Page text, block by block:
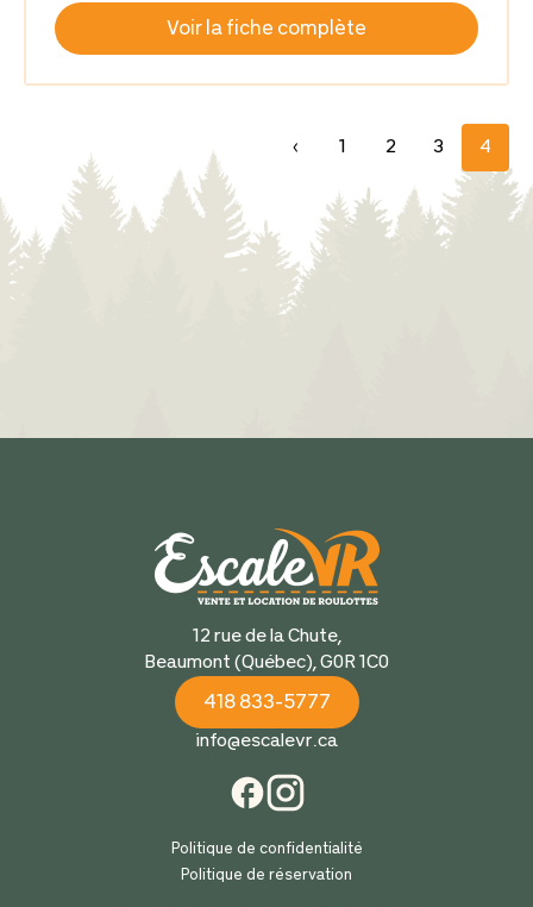
Voir la fiche complète
‹ 1 2 3 4
12 rue de la Chute,
Beaumont (Québec), G0R 1C0
418 833-5777
info@escalevr.ca
Politique de confidentialité
Politique de réservation